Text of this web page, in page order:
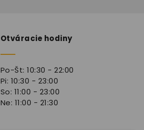
Otváracie hodiny
Po-Št: 10:30 - 22:00
Pi: 10:30 - 23:00
So: 11:00 - 23:00
Ne: 11:00 - 21:30